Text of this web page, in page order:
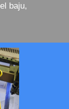
baju,